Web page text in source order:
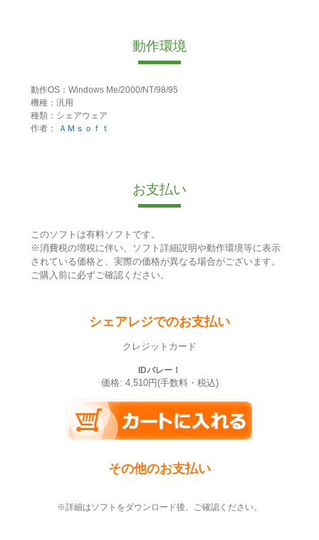
動作環境
動作OS：Windows Me/2000/NT/98/95
機種：汎用
種類：シェアウェア
作者：
ＡＭｓｏｆｔ
お支払い
このソフトは有料ソフトです。
※消費税の増税に伴い、ソフト詳細説明や動作環境等に表示
されている価格と、実際の価格が異なる場合がございます。
ご購入前に必ずご確認ください。
シェアレジでのお支払い
クレジットカード
IDバレー！
価格: 4,510円(手数料・税込)
その他のお支払い
※詳細はソフトをダウンロード後、ご確認ください。